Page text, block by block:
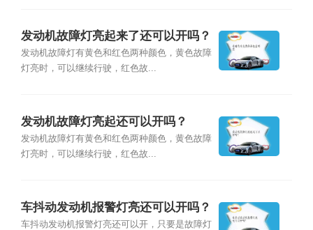
发动机故障灯亮起来了还可以开吗？
发动机故障灯有黄色和红色两种颜色，⻩⾊故障
灯亮时，可以继续行驶，红色故...
发动机故障灯亮起还可以开吗？
发动机故障灯有黄色和红色两种颜色，⻩⾊故障
灯亮时，可以继续行驶，红色故...
车抖动发动机报警灯亮还可以开吗？
车抖动发动机报警灯亮还可以开，只要是故障灯